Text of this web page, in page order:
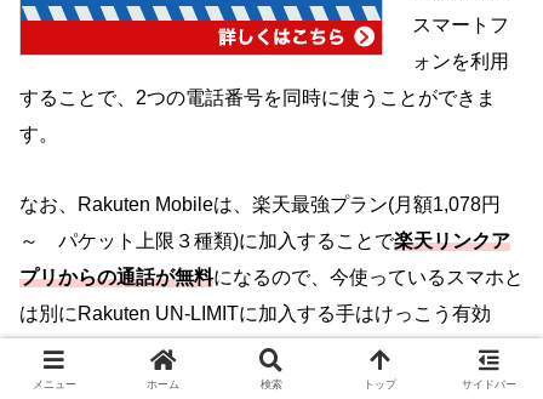
スマートフ
ォンを利用
することで、2つの電話番号を同時に使うことができま
す。
なお、
Rakuten Mobileは、楽天最強プラン(月額1,078円
～ パケット上限３種類)に加入することで楽天リンクア
プリからの通話が無料になるので、今使っているスマホと
は別にRakuten UN-LIMITに加入する手はけっこう有効
で、筆者も利用しています。
メニュー ホーム 検索 トップ サイドバー